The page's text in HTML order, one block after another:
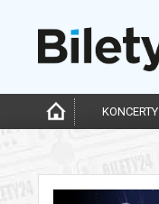
KONCERTY